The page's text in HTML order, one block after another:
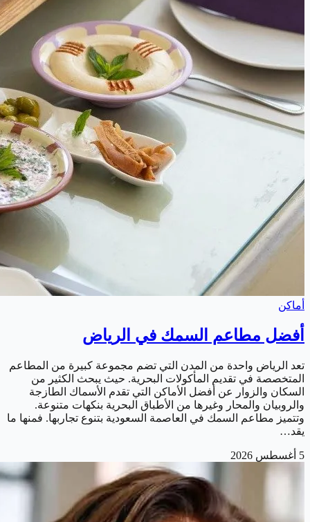
أماكن
أفضل مطاعم السمك في الرياض
تعد الرياض واحدة من المدن التي تضم مجموعة كبيرة من المطاعم
المتخصصة في تقديم المأكولات البحرية. حيث يبحث الكثير من
السكان والزوار عن أفضل الأماكن التي تقدم الأسماك الطازجة
والروبيان والمحار وغيرها من الأطباق البحرية بنكهات متنوعة.
وتتميز مطاعم السمك في العاصمة السعودية بتنوع تجاربها. فمنها ما
يقد…
5 أغسطس 2026